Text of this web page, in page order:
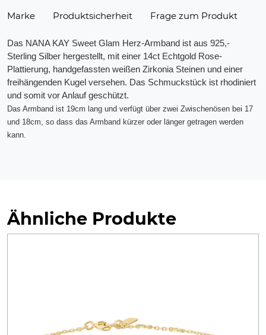
Marke
Produktsicherheit Frage zum Produkt
Das NANA KAY Sweet Glam Herz-Armband ist aus 925,-
Sterling Silber hergestellt, mit einer 14ct Echtgold Rose-
Plattierung, handgefassten weißen Zirkonia Steinen und einer
freihängenden Kugel versehen. Das Schmuckstück ist rhodiniert
und somit vor Anlauf geschützt.
Das Armband ist 19cm lang und verfügt über zwei Zwischenösen bei 17
und 18cm, so dass das Armband kürzer oder länger getragen werden
kann.
Ähnliche Produkte